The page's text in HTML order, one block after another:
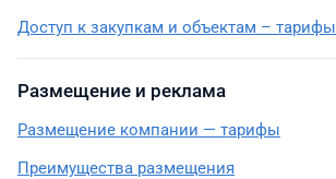
Доступ к закупкам и объектам – тарифы
Размещение и реклама
Размещение компании — тарифы
Преимущества размещения